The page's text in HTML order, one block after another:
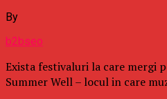
By
b2bseo
Exista festivaluri la care mergi
Summer Well – locul in care